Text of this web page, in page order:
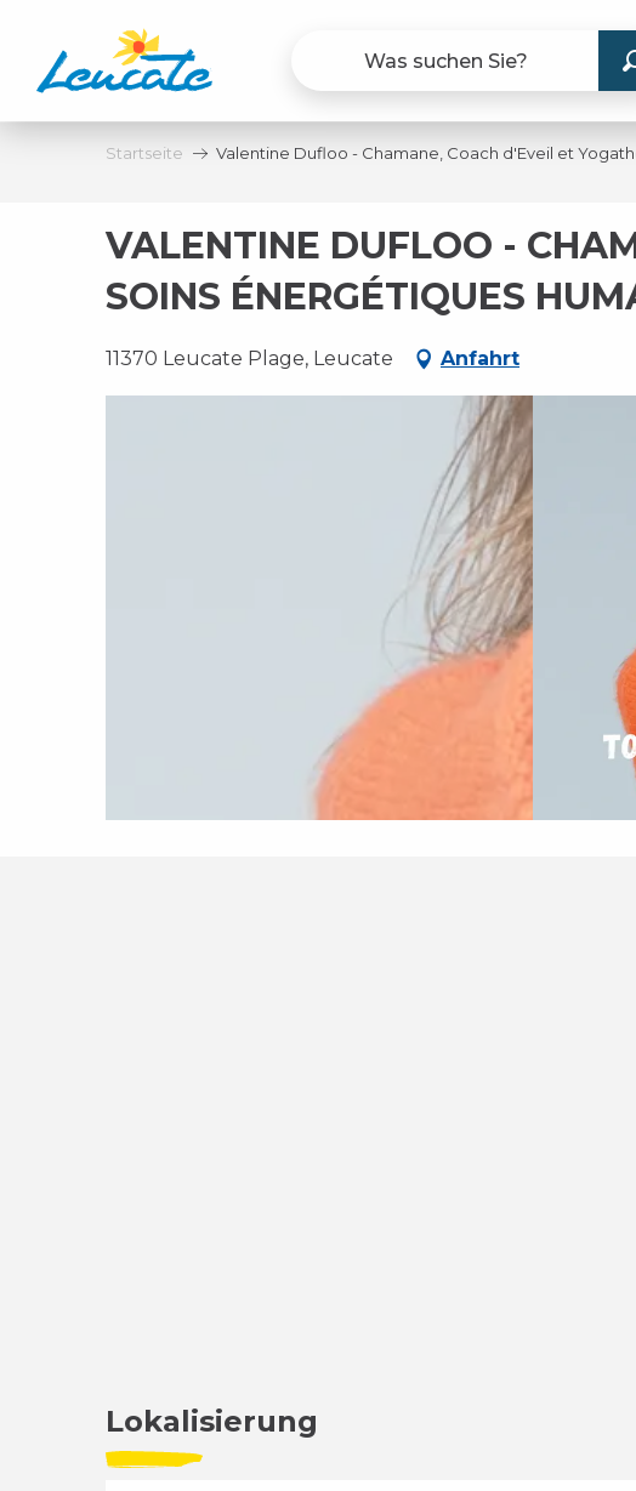
contenu
principal
Startseite Valentine Dufloo - Chamane, Coach d'Eveil et
VALENTINE DUFLOO -
SOINS ÉNERGÉTIQUES
11370 Leucate Plage, Leucate Anfahrt
Lokalisierung